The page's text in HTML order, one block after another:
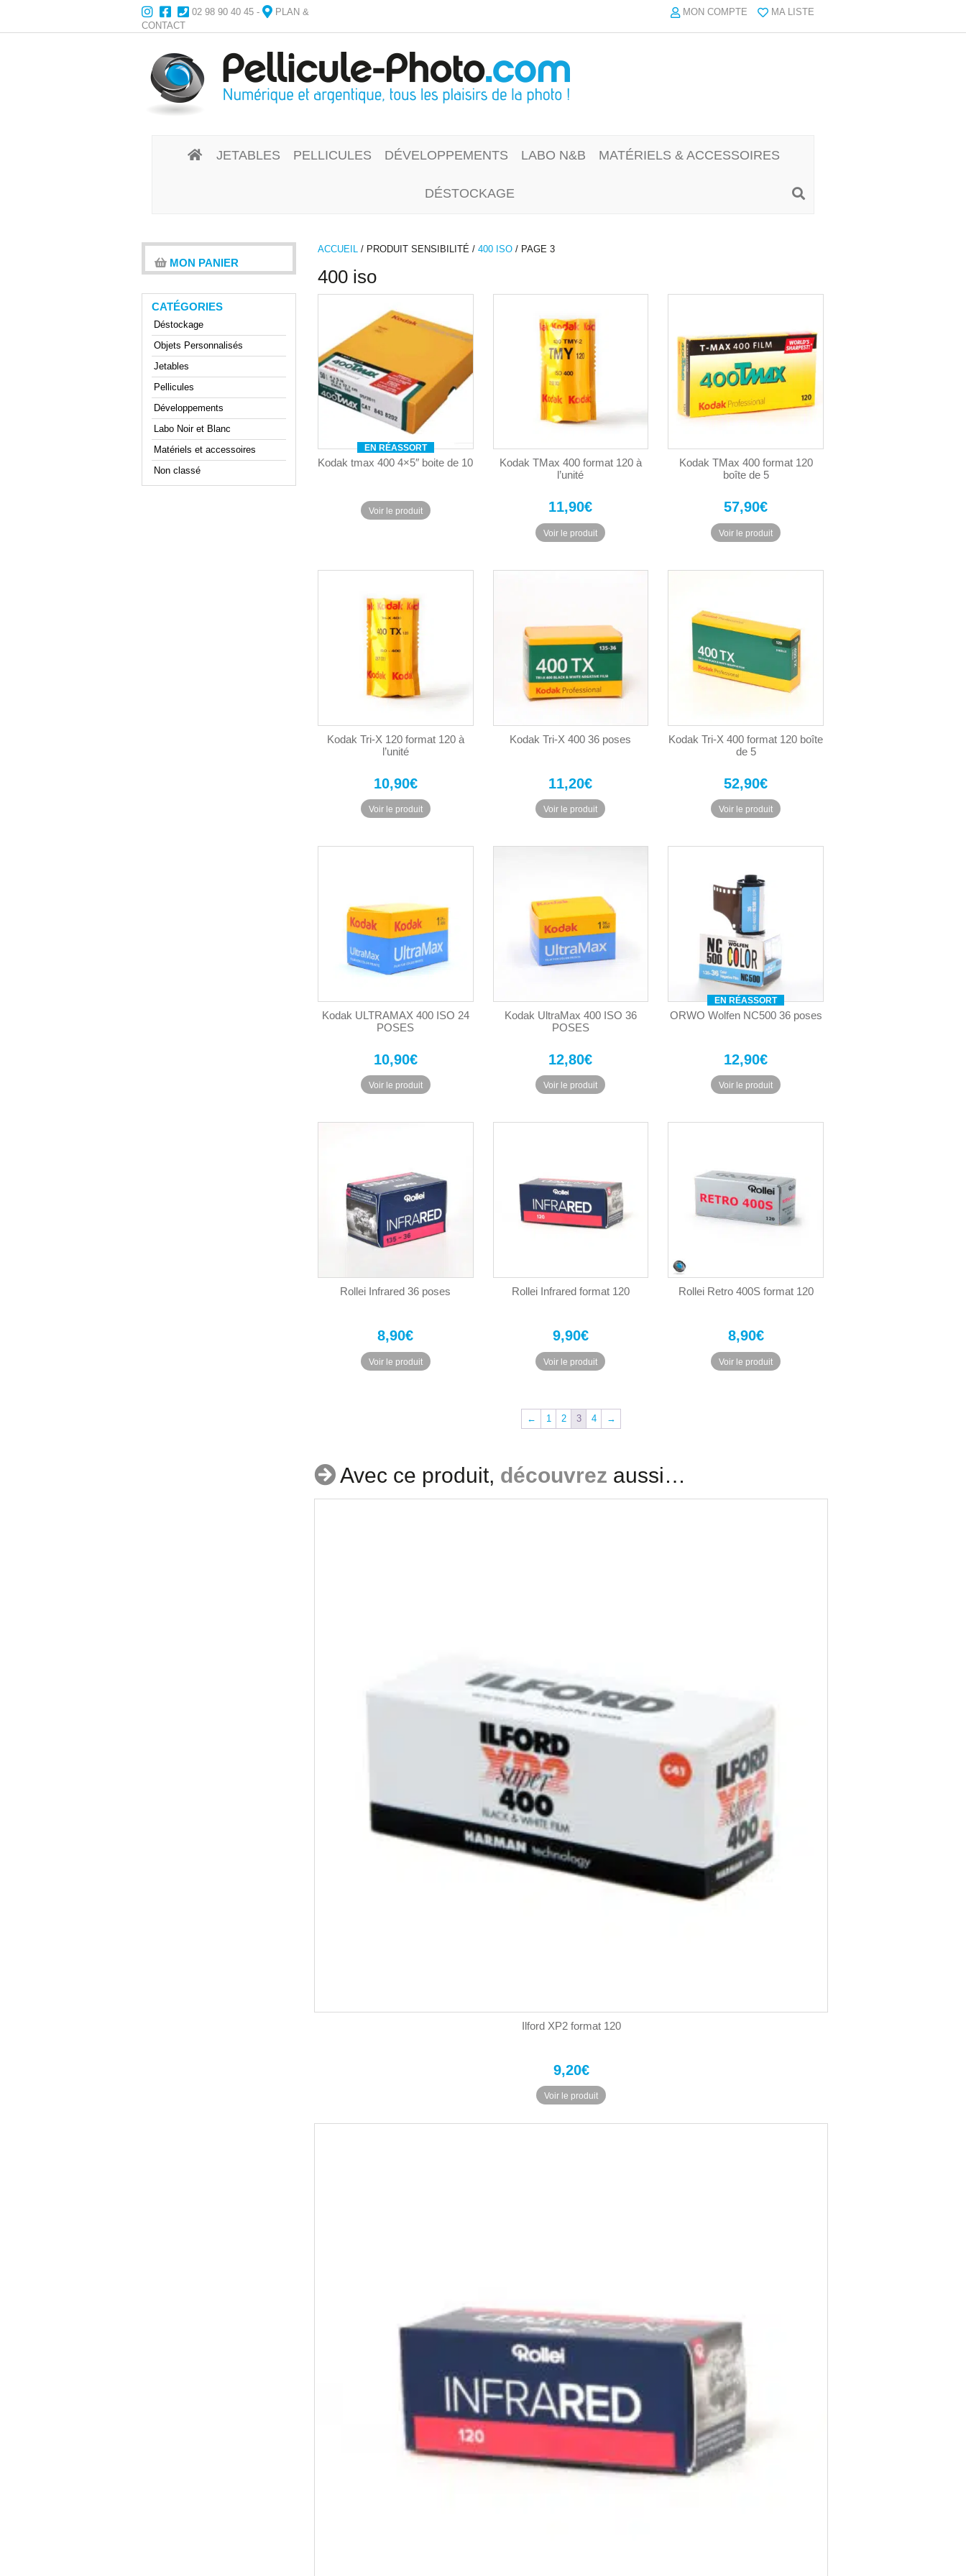
02 98 90 40 45 -
PLAN &
CONTACT
MON COMPTE MA LISTE
JETABLES PELLICULES DÉVELOPPEMENTS LABO N&B MATÉRIELS & ACCESSOIRES
DÉSTOCKAGE
ACCUEIL / PRODUIT SENSIBILITÉ / 400 ISO / PAGE 3
400 iso
EN RÉASSORT
Kodak tmax 400 4×5″ boite de 10
Voir le produit
Kodak TMax 400 format 120 à
l’unité
11,90€
Voir le produit
Kodak TMax 400 format 120
boîte de 5
57,90€
Voir le produit
Kodak Tri-X 120 format 120 à
l’unité
10,90€
Voir le produit
Kodak Tri-X 400 36 poses
11,20€
Voir le produit
Kodak Tri-X 400 format 120 boîte
de 5
52,90€
Voir le produit
Kodak ULTRAMAX 400 ISO 24
POSES
10,90€
Voir le produit
Kodak UltraMax 400 ISO 36
POSES
12,80€
Voir le produit
EN RÉASSORT
ORWO Wolfen NC500 36 poses
12,90€
Voir le produit
Rollei Infrared 36 poses
8,90€
Voir le produit
Rollei Infrared format 120
9,90€
Voir le produit
Rollei Retro 400S format 120
8,90€
Voir le produit
← 1 2 3 4 →
Avec ce produit, découvrez aussi…
Ilford XP2 format 120
9,20€
Voir le produit
MON PANIER
CATÉGORIES
Déstockage
Objets Personnalisés
Jetables
Pellicules
Développements
Labo Noir et Blanc
Matériels et accessoires
Non classé